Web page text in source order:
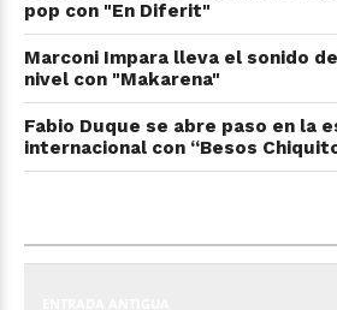
pop con "En Diferit"
Marconi Impara lleva el sonido
nivel con "Makarena"
Fabio Duque se abre paso en la
internacional con “Besos